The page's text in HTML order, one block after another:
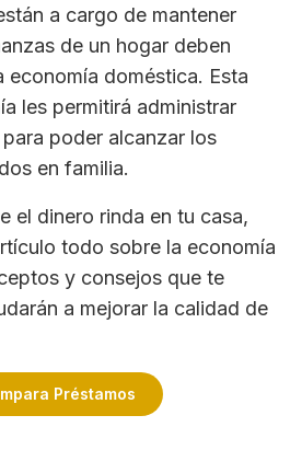
a cargo de mantener
de un hogar deben
economía doméstica. Esta
les permitirá administrar
poder alcanzar los
en familia.
el dinero rinda en tu casa,
todo sobre la economía
y consejos que te
a mejorar la calidad de
Préstamos